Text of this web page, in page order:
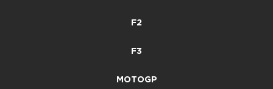
F2
F3
MOTOGP